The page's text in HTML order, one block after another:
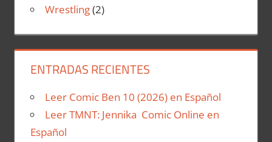
Wrestling(2)
ENTRADAS RECIENTES
Leer Comic Ben 10 (2026) en Español
Leer TMNT: Jennika Comic Online en
Español